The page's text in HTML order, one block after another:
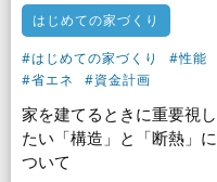
はじめての家づくり
#はじめての家づくり
#性能
#省エネ
#資金計画
家を建てるときに重要視し
たい「構造」と「断熱」に
ついて